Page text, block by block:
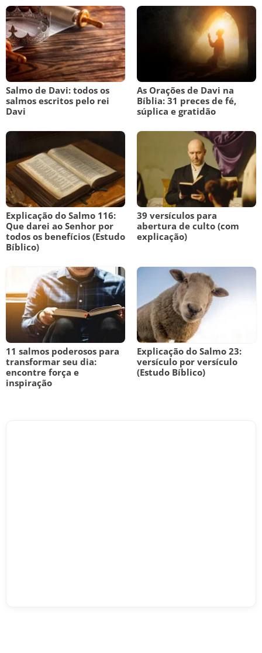
Salmo de Davi: todos os
salmos escritos pelo rei
Davi
As Orações de Davi na
Bíblia: 31 preces de fé,
súplica e gratidão
Explicação do Salmo 116:
Que darei ao Senhor por
todos os benefícios (Estudo
Bíblico)
39 versículos para
abertura de culto (com
explicação)
11 salmos poderosos para
transformar seu dia:
encontre força e
inspiração
Explicação do Salmo 23:
versículo por versículo
(Estudo Bíblico)